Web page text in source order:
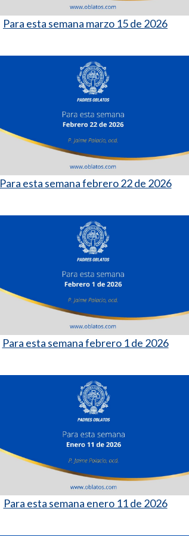
Para esta semana marzo 15 de 2026
Para esta semana febrero 22 de 2026
Para esta semana febrero 1 de 2026
Para esta semana enero 11 de 2026